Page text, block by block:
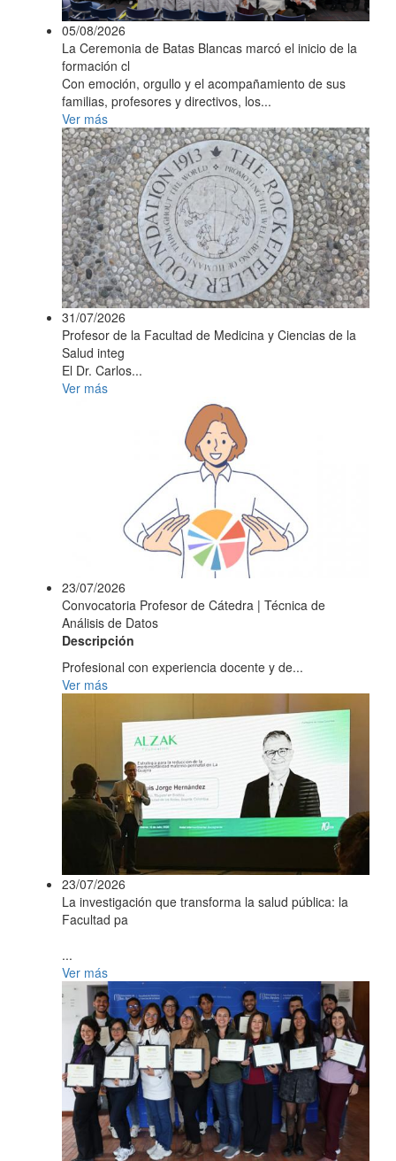
05/08/2026
La Ceremonia de Batas Blancas marcó el inicio de la
formación cl
Con emoción, orgullo y el acompañamiento de sus
familias, profesores y directivos, los...
Ver más
31/07/2026
Profesor de la Facultad de Medicina y Ciencias de la
Salud integ
El Dr. Carlos...
Ver más
23/07/2026
Convocatoria Profesor de Cátedra | Técnica de
Análisis de Datos
Descripción
Profesional con experiencia docente y de...
Ver más
23/07/2026
La investigación que transforma la salud pública: la
Facultad pa
...
Ver más